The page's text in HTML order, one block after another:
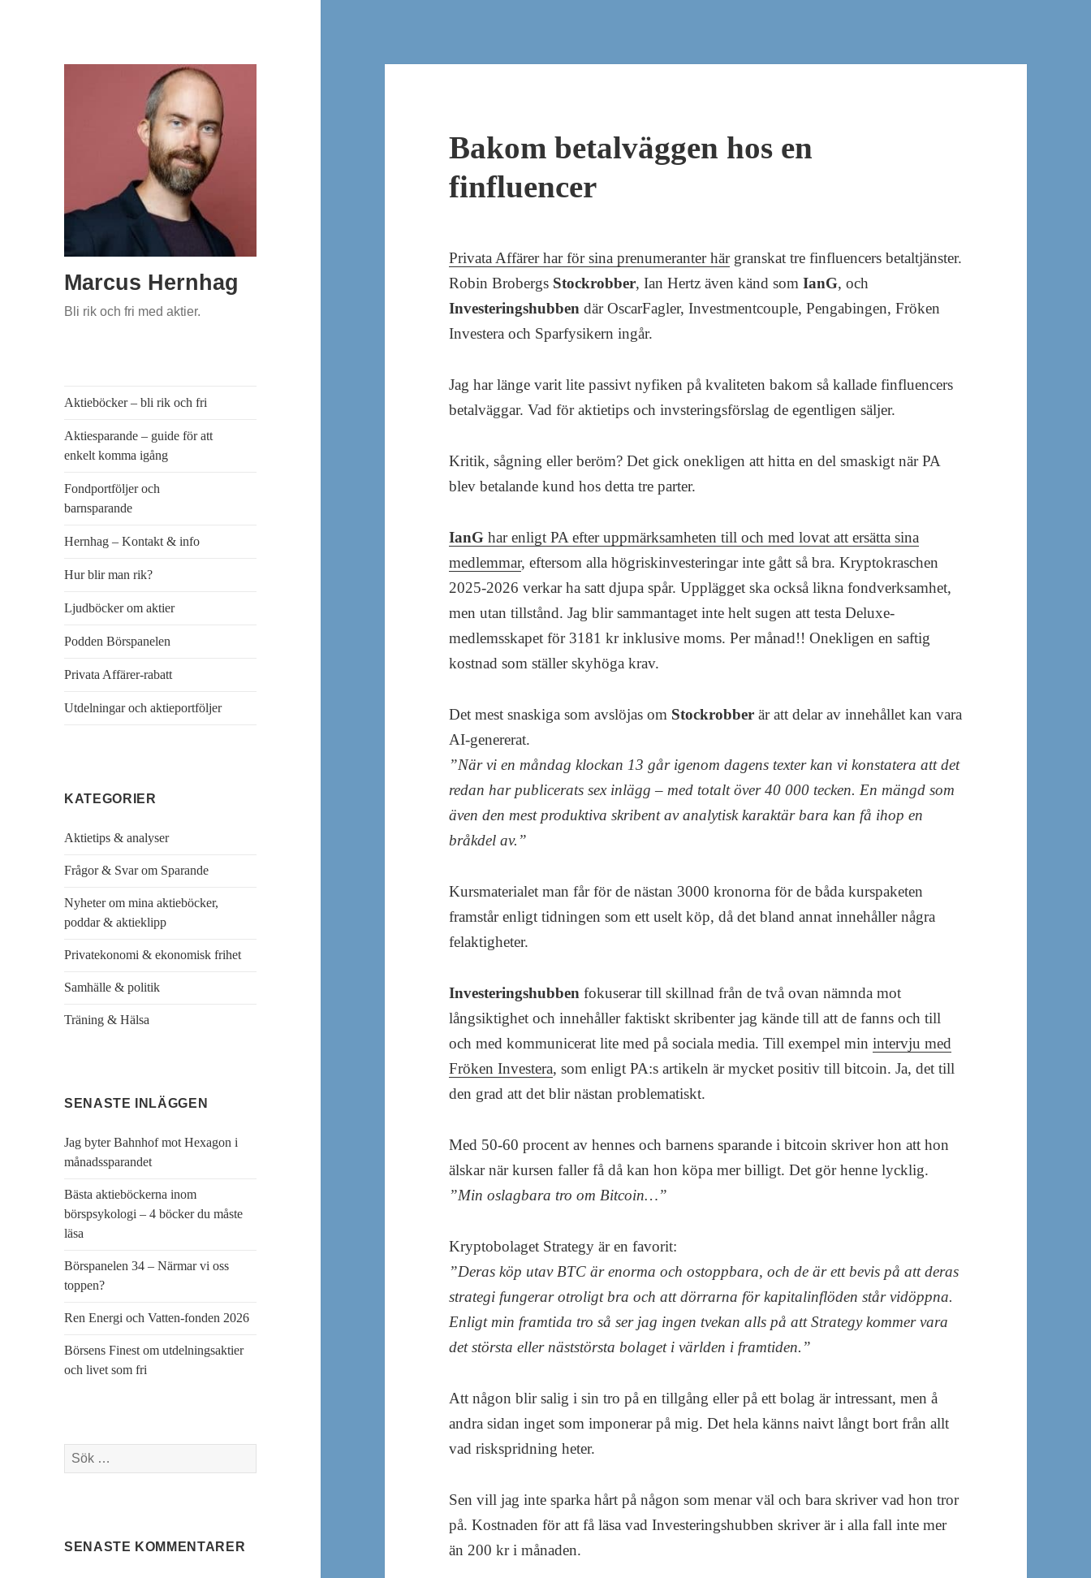
Marcus Hernhag
Bli rik och fri med aktier.
Aktieböcker – bli rik och fri
Aktiesparande – guide för att
enkelt komma igång
Fondportföljer och
barnsparande
Hernhag – Kontakt & info
Hur blir man rik?
Ljudböcker om aktier
Podden Börspanelen
Privata Affärer-rabatt
Utdelningar och aktieportföljer
KATEGORIER
Aktietips & analyser
Frågor & Svar om Sparande
Nyheter om mina aktieböcker,
poddar & aktieklipp
Privatekonomi & ekonomisk frihet
Samhälle & politik
Träning & Hälsa
SENASTE INLÄGGEN
Jag byter Bahnhof mot Hexagon i
månadssparandet
Bästa aktieböckerna inom
börspsykologi – 4 böcker du måste
läsa
Börspanelen 34 – Närmar vi oss
toppen?
Ren Energi och Vatten-fonden 2026
Börsens Finest om utdelningsaktier
och livet som fri
Sök
efter:
SENASTE KOMMENTARER
Bakom betalväggen hos en
finfluencer
Privata Affärer har för sina prenumeranter härgranskat tre finfluencers betaltjänster.
Robin Brobergs Stockrobber, Ian Hertz även känd somIanG, och
Investeringshubbendär OscarFagler, Investmentcouple, Pengabingen, Fröken
Investera och Sparfysikern ingår.
Jag har länge varit lite passivt nyfiken på kvaliteten bakom så kallade finfluencers
betalväggar. Vad för aktietips och invsteringsförslag de egentligen säljer.
Kritik, sågning eller beröm? Det gick onekligen att hitta en del smaskigt när PA
blev betalande kund hos detta tre parter.
IanGhar enligt PA efter uppmärksamheten till och med lovat att ersätta sina
medlemmar, eftersom alla högriskinvesteringar inte gått så bra. Kryptokraschen
2025-2026 verkar ha satt djupa spår. Upplägget ska också likna fondverksamhet,
men utan tillstånd. Jag blir sammantaget inte helt sugen att testa Deluxe-
medlemsskapet för 3181 kr inklusive moms. Per månad!! Onekligen en saftig
kostnad som ställer skyhöga krav.
Det mest snaskiga som avslöjas om Stockrobberär att delar av innehållet kan vara
AI-genererat.
”När vi en måndag klockan 13 går igenom dagens texter kan vi konstatera att det
redan har publicerats sex inlägg – med totalt över 40 000 tecken. En mängd som
även den mest produktiva skribent av analytisk karaktär bara kan få ihop en
bråkdel av.”
Kursmaterialet man får för de nästan 3000 kronorna för de båda kurspaketen
framstår enligt tidningen som ett uselt köp, då det bland annat innehåller några
felaktigheter.
Investeringshubben fokuserar till skillnad från de två ovan nämnda mot
långsiktighet och innehåller faktiskt skribenter jag kände till att de fanns och till
och med kommunicerat lite med på sociala media. Till exempel minintervju med
Fröken Investera, som enligt PA:s artikeln är mycket positiv till bitcoin. Ja, det till
den grad att det blir nästan problematiskt.
Med 50-60 procent av hennes och barnens sparande i bitcoin skriver hon att hon
älskar när kursen faller få då kan hon köpa mer billigt. Det gör henne lycklig.
”Min oslagbara tro om Bitcoin…”
Kryptobolaget Strategy är en favorit:
”Deras köp utav BTC är enorma och ostoppbara, och de är ett bevis på att deras
strategi fungerar otroligt bra och att dörrarna för kapitalinflöden står vidöppna.
Enligt min framtida tro så ser jag ingen tvekan alls på att Strategy kommer vara
det största eller näststörsta bolaget i världen i framtiden.”
Att någon blir salig i sin tro på en tillgång eller på ett bolag är intressant, men å
andra sidan inget som imponerar på mig. Det hela känns naivt långt bort från allt
vad riskspridning heter.
Sen vill jag inte sparka hårt på någon som menar väl och bara skriver vad hon tror
på. Kostnaden för att få läsa vad Investeringshubben skriver är i alla fall inte mer
än 200 kr i månaden.